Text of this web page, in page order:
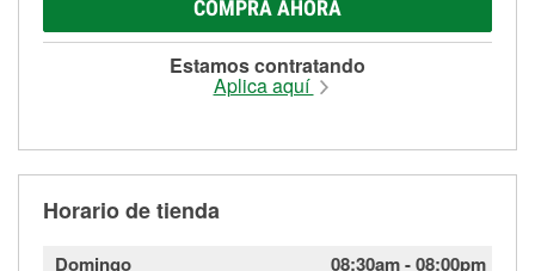
COMPRA AHORA
Estamos contratando
Aplica aquí
Horario de tienda
Domingo 08:30am-08:00pm